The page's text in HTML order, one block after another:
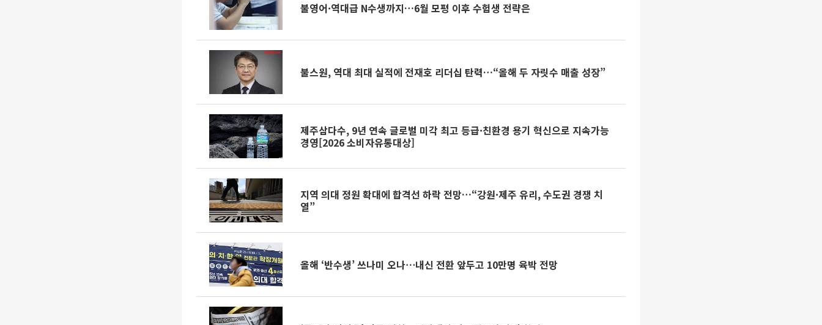
불영어·역대급 N수생까지…6월 모평 이후 수험생 전략은
불스원, 역대 최대 실적에 전재호 리더십 탄력…“올해 두 자릿수 매출 성장”
제주삼다수, 9년 연속 글로벌 미각 최고 등급·친환경 용기 혁신으로 지속가능
경영[2026 소비자유통대상]
지역 의대 정원 확대에 합격선 하락 전망…“강원·제주 유리, 수도권 경쟁 치
열”
올해 ‘반수생’ 쓰나미 오나⋯내신 전환 앞두고 10만명 육박 전망